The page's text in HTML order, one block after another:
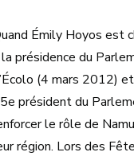
Émily Hoyos est
présidence du
(4 mars 2012)
président du
le rôle de
région. Lors des